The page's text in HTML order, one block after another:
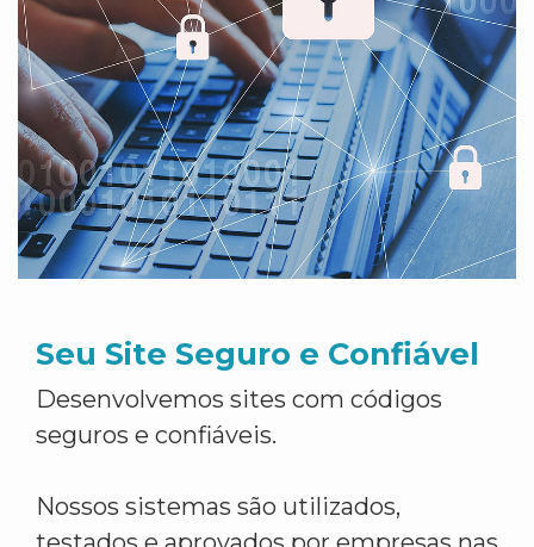
Seu Site Seguro e Confiável
Desenvolvemos sites com códigos
seguros e confiáveis.
Nossos sistemas são utilizados,